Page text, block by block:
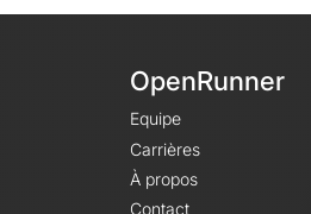
OpenRunner
Equipe
Carrières
À propos
Contact